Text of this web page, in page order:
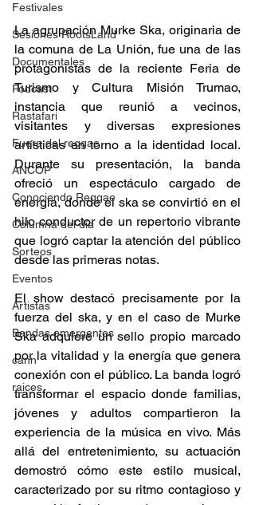
Festivales
Sesiones RootsLand
Documentales
Podcast
Rastafari
Fuera del reggae
ANCOP
Conociendo Reggae
Columna del día
Sorteos
Eventos
Artistas
Bandas emergentes
cann
raices
La agrupación Murke Ska, originaria de
la comuna de La Unión, fue una de las
protagonistas de la reciente Feria de
Turismo y Cultura Misión Trumao,
instancia que reunió a vecinos,
visitantes y diversas expresiones
artísticas en torno a la identidad local.
Durante su presentación, la banda
ofreció un espectáculo cargado de
energía, donde el ska se convirtió en el
hilo conductor de un repertorio vibrante
que logró captar la atención del público
desde las primeras notas.
El show destacó precisamente por la
fuerza del ska, y en el caso de Murke
Ska adquiere un sello propio marcado
por la vitalidad y la energía que genera
conexión con el público. La banda logró
transformar el espacio donde familias,
jóvenes y adultos compartieron la
experiencia de la música en vivo. Más
allá del entretenimiento, su actuación
demostró cómo este estilo musical,
caracterizado por su ritmo contagioso y